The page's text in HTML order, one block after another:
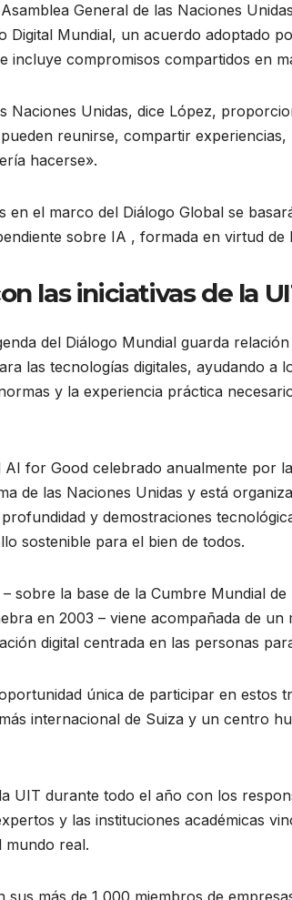
General de las Naciones
Digital Mundial, un acuerdo adoptado
incluye compromisos compartidos en
Naciones Unidas, dice López,
reunirse, compartir
hacerse».
en el marco del Diálogo Global se
sobre IA , formada en virtud de
las iniciativas de la
del Diálogo Mundial guarda
las tecnologías digitales, ayudando a
y la experiencia práctica
AI for Good celebrado anualmente por
de las Naciones Unidas y está
y demostraciones
sostenible para el bien de todos.
sobre la base de la Cumbre Mundial
en 2003 – viene acompañada de
digital centrada en las personas
única de participar en estos
internacional de Suiza y un centro
UIT durante todo el año con los
y las instituciones académicas
mundo real.
sus más de 1 000 miembros de